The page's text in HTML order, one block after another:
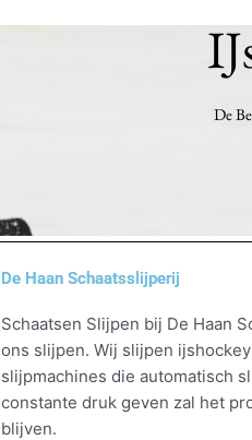
De
De Haan Schaatsslijperij
Schaatsen Slijpen bij De Haan
ons slijpen. Wij slijpen
slijpmachines die automatisch
constante druk geven zal het
blijven.